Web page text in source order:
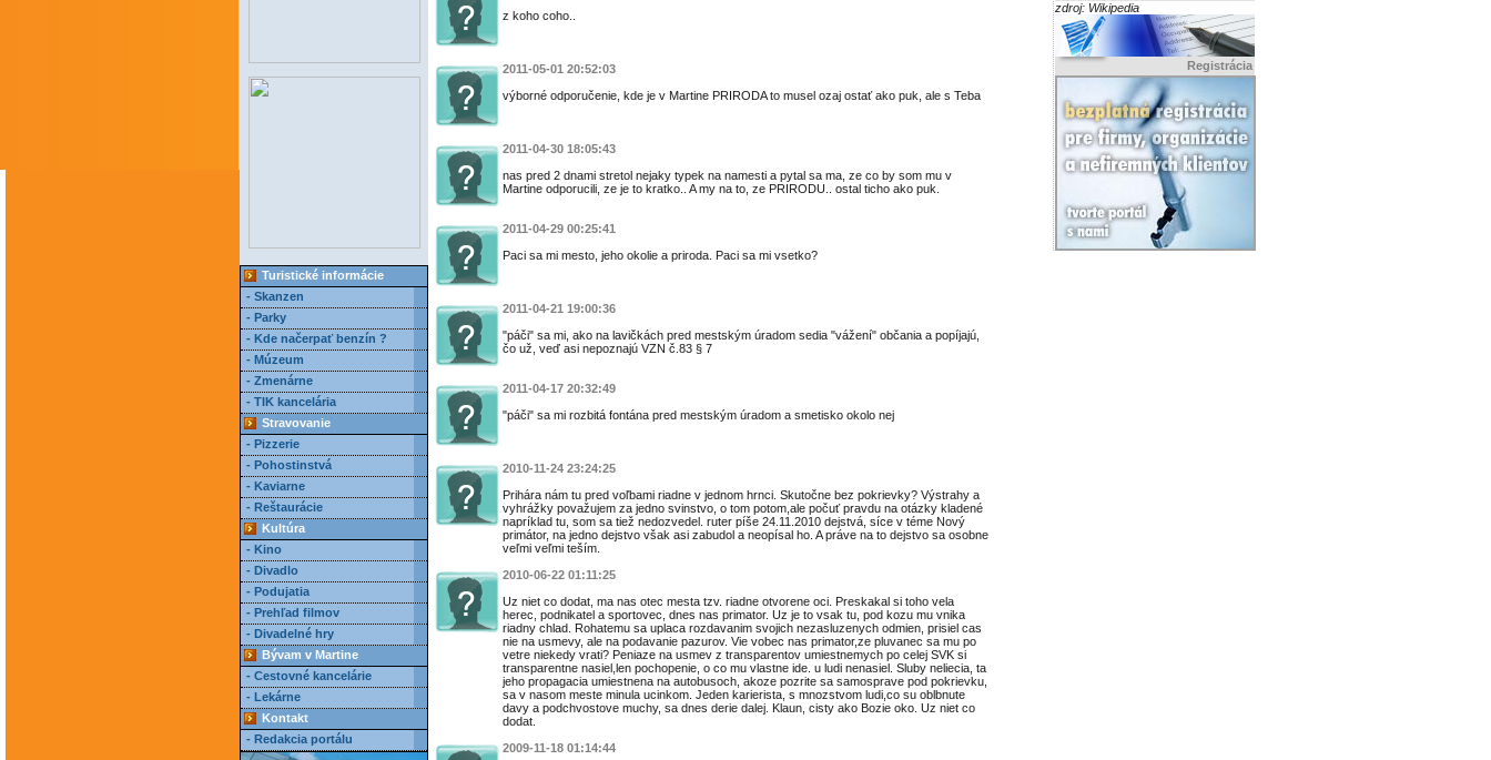
Turistické informácie
- Skanzen
- Parky
- Kde načerpať benzín ?
- Múzeum
- Zmenárne
- TIK kancelária
Stravovanie
- Pizzerie
- Pohostinstvá
- Kaviarne
- Reštaurácie
Kultúra
- Kino
- Divadlo
- Podujatia
- Prehľad filmov
- Divadelné hry
Bývam v Martine
- Cestovné kancelárie
- Lekárne
Kontakt
- Redakcia portálu
zdroj: Wikipedia
Registrácia
z koho coho..
2011-05-01 20:52:03
výborné odporučenie, kde je v Martine PRIRODA to musel ozaj ostať ako puk, ale s Teba
2011-04-30 18:05:43
nas pred 2 dnami stretol nejaky typek na namesti a pytal sa ma, ze co by som mu v
Martine odporucili, ze je to kratko.. A my na to, ze PRIRODU.. ostal ticho ako puk.
2011-04-29 00:25:41
Paci sa mi mesto, jeho okolie a priroda. Paci sa mi vsetko?
2011-04-21 19:00:36
"páči" sa mi, ako na lavičkách pred mestským úradom sedia "vážení" občania a popíjajú,
čo už, veď asi nepoznajú VZN č.83 § 7
2011-04-17 20:32:49
"páči" sa mi rozbitá fontána pred mestským úradom a smetisko okolo nej
2010-11-24 23:24:25
Prihára nám tu pred voľbami riadne v jednom hrnci. Skutočne bez pokrievky? Výstrahy a
vyhrážky považujem za jedno svinstvo, o tom potom,ale počuť pravdu na otázky kladené
napríklad tu, som sa tiež nedozvedel. ruter píše 24.11.2010 dejstvá, síce v téme Nový
primátor, na jedno dejstvo však asi zabudol a neopísal ho. A práve na to dejstvo sa osobne
veľmi veľmi teším.
2010-06-22 01:11:25
Uz niet co dodat, ma nas otec mesta tzv. riadne otvorene oci. Preskakal si toho vela
herec, podnikatel a sportovec, dnes nas primator. Uz je to vsak tu, pod kozu mu vnika
riadny chlad. Rohatemu sa uplaca rozdavanim svojich nezasluzenych odmien, prisiel cas
nie na usmevy, ale na podavanie pazurov. Vie vobec nas primator,ze pluvanec sa mu po
vetre niekedy vrati? Peniaze na usmev z transparentov umiestnemych po celej SVK si
transparentne nasiel,len pochopenie, o co mu vlastne ide. u ludi nenasiel. Sluby neliecia, ta
jeho propagacia umiestnena na autobusoch, akoze pozrite sa samosprave pod pokrievku,
sa v nasom meste minula ucinkom. Jeden karierista, s mnozstvom ludi,co su oblbnute
davy a podchvostove muchy, sa dnes derie dalej. Klaun, cisty ako Bozie oko. Uz niet co
dodat.
2009-11-18 01:14:44